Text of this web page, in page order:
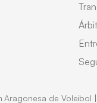
de Voleibol